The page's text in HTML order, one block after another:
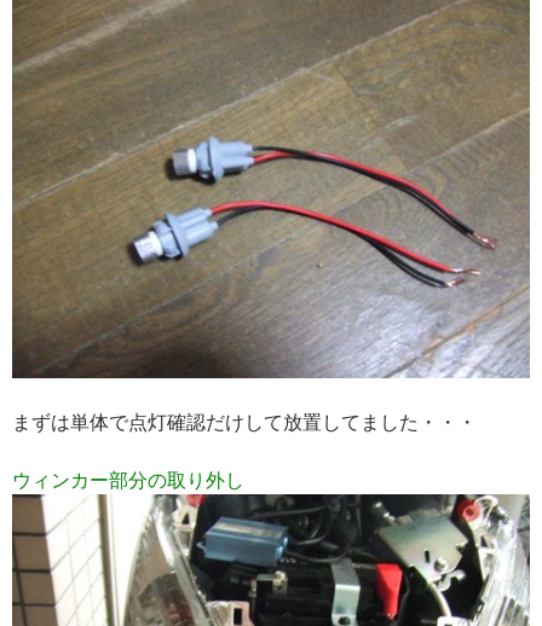
まずは単体で点灯確認だけして放置してました・・・
ウィンカー部分の取り外し